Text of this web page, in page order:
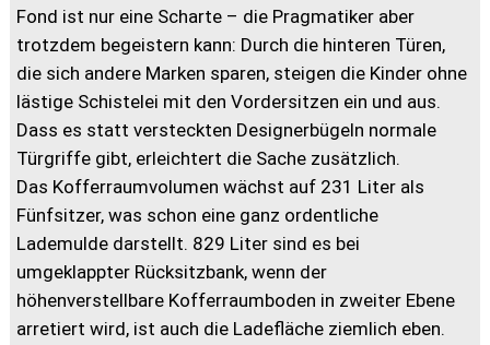
Fond ist nur eine Scharte – die Pragmatiker aber
trotzdem begeistern kann: Durch die hinteren Türen,
die sich andere Marken sparen, steigen die Kinder ohne
lästige Schistelei mit den Vordersitzen ein und aus.
Dass es statt versteckten Designerbügeln normale
Türgriffe gibt, erleichtert die Sache zusätzlich.
Das Kofferraumvolumen wächst auf 231 Liter als
Fünfsitzer, was schon eine ganz ordentliche
Lademulde darstellt. 829 Liter sind es bei
umgeklappter Rücksitzbank, wenn der
höhenverstellbare Kofferraumboden in zweiter Ebene
arretiert wird, ist auch die Ladefläche ziemlich eben.